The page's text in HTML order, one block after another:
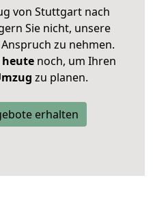
von Stuttgart nach
Sie nicht, unsere
zu nehmen.
noch, um Ihren
zu planen.
erhalten